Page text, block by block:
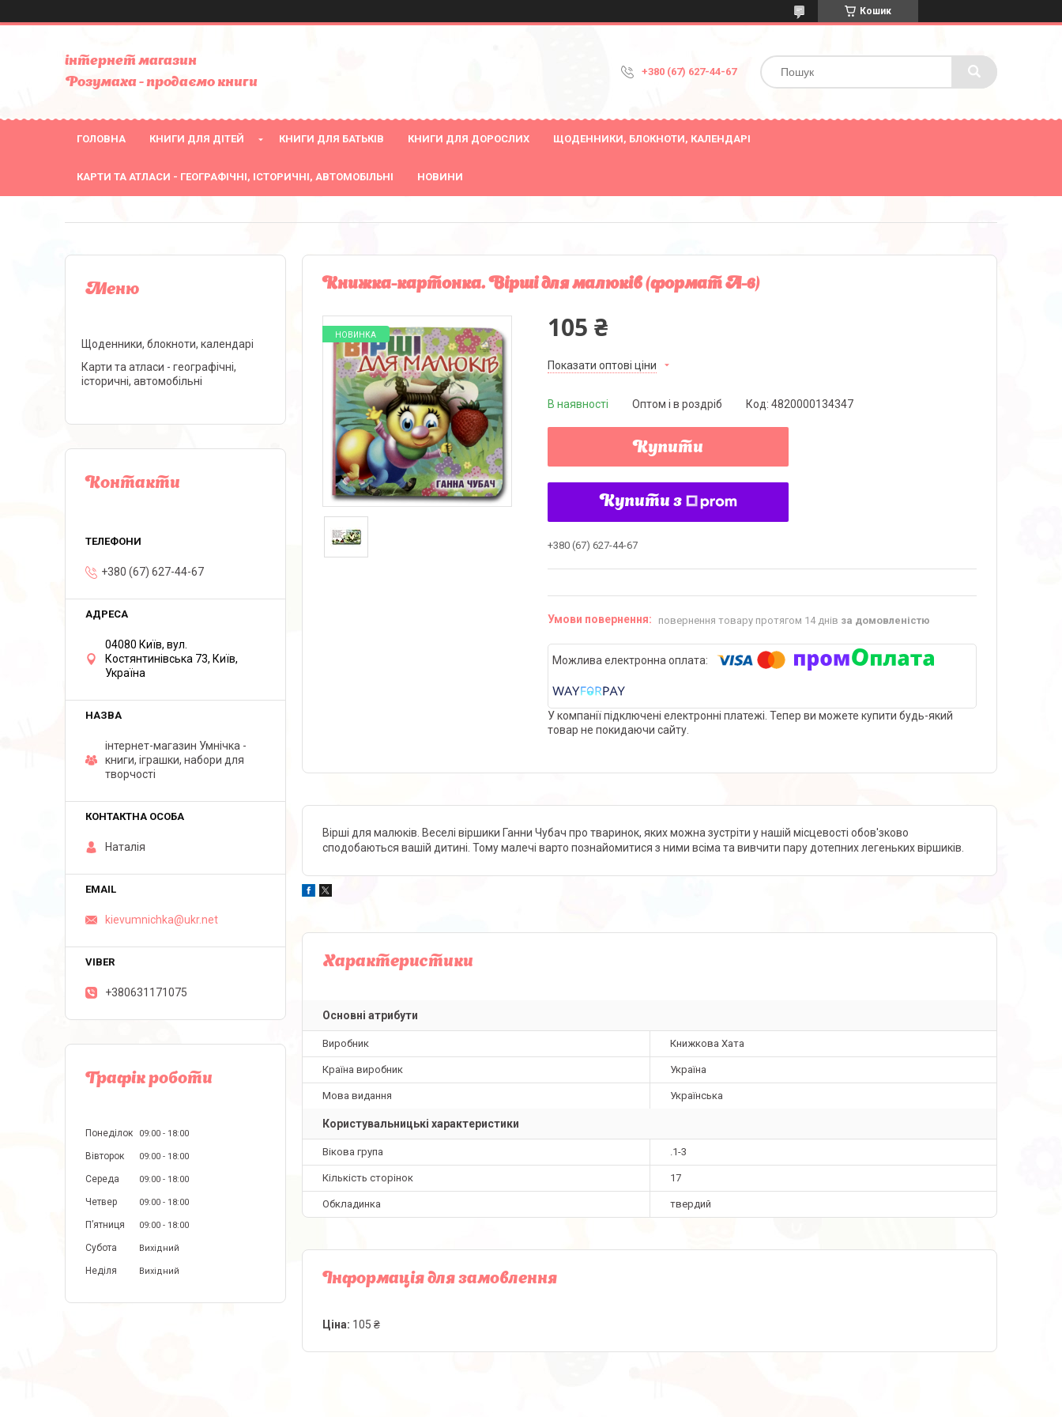
Кошик
інтернет магазин
Розумаха - продаємо книги
+380 (67) 627-44-67
ГОЛОВНА КНИГИ ДЛЯ ДІТЕЙ КНИГИ ДЛЯ БАТЬКІВ КНИГИ ДЛЯ ДОРОСЛИХ ЩОДЕННИКИ, БЛОКНОТИ, КАЛЕНДАРІ
КАРТИ ТА АТЛАСИ - ГЕОГРАФІЧНІ, ІСТОРИЧНІ, АВТОМОБІЛЬНІ НОВИНИ
Книжка-картонка. Вірші для малюків (формат А-6)
НОВИНКА 105 ₴
Показати оптові ціни
В наявності Оптом і в роздріб Код: 4820000134347
Купити
Купити з
+380 (67) 627-44-67
повернення товару протягом 14 днів за домовленістю
У компанії підключені електронні платежі. Тепер ви можете купити будь-який
товар не покидаючи сайту.
Вірші для малюків. Веселі віршики Ганни Чубач про тваринок, яких можна зустріти у нашій місцевості обов'зково
сподобаються вашій дитині. Тому малечі варто познайомитися з ними всіма та вивчити пару дотепних легеньких віршиків.
Характеристики
Основні атрибути
Виробник Книжкова Хата
Країна виробник Україна
Мова видання Українська
Користувальницькі характеристики
Вікова група .1-3
Кількість сторінок 17
Обкладинка твердий
Інформація для замовлення
Ціна: 105 ₴
Щоденники, блокноти, календарі
Карти та атласи - географічні,
історичні, автомобільні
Контакти
+380 (67) 627-44-67
04080 Київ, вул.
Костянтинівська 73, Київ,
Україна
інтернет-магазин Умнічка -
книги, іграшки, набори для
творчості
Наталія
kievumnichka@ukr.net
+380631171075
Графік роботи
Понеділок 09:00 18:00
Вівторок 09:00 18:00
Середа 09:00 18:00
Четвер 09:00 18:00
Пʼятниця 09:00 18:00
Субота Вихідний
Неділя Вихідний